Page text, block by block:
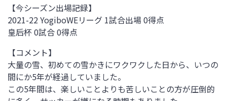
【今シーズン出場記録】
2021-22 YogiboWEリーグ 1試合出場 0得点
皇后杯 0試合 0得点
【コメント】
大量の雪、初めての雪かきにワクワクした日から、いつの
間にか5年が経過していました。
この5年間は、楽しいことよりも苦しいことの方が圧倒的